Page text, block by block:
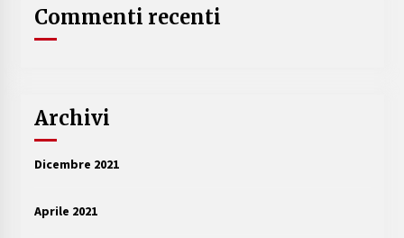
Commenti recenti
Archivi
Dicembre 2021
Aprile 2021